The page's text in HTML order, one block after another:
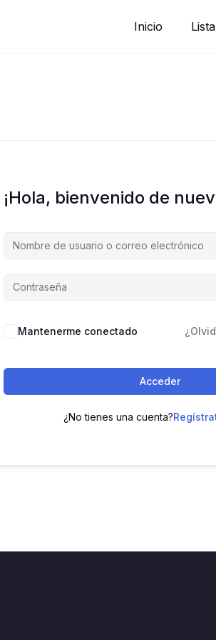
Inicio
¡Hola, bienvenido de
Mantenerme conectado
Acceder
¿No tienes una cuenta?